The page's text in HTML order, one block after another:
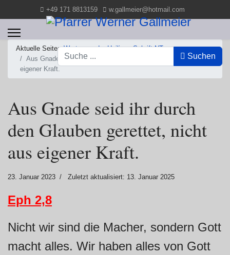
+49 171 8813159 w.gallmeier@hotmail.com
Suchen
Suchen
Aktuelle Seite:Worte aus der Heiligen Schrift NT
Aus Gnade seid ihr durch den Glauben gerettet, nicht aus
eigener Kraft.
Aus Gnade seid ihr durch
den Glauben gerettet, nicht
aus eigener Kraft.
23. Januar 2023 Zuletzt aktualisiert: 13. Januar 2025
Eph 2,8
Nicht wir sind die Macher, sondern Gott
macht alles. Wir haben alles von Gott